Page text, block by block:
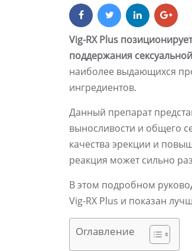
Vig-RX Plus
поддержания
наиболее выдающихся
ингредиентов.
Данный препарат
выносливости и общего
качества эрекции и
реакция может сильно
В этом подробном
Vig-RX Plus и показан
Оглавление